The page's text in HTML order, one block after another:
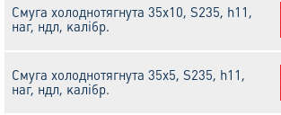
Смуга холоднотягнута 35х10, S235, h11,
наг, ндл, калібр.
Смуга холоднотягнута 35х5, S235, h11,
наг, ндл, калібр.